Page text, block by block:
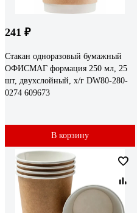
241 ₽
Стакан одноразовый бумажный
ОФИСМАГ формация 250 мл, 25
шт, двухслойный, х/г DW80-280-
0274 609673
В корзину